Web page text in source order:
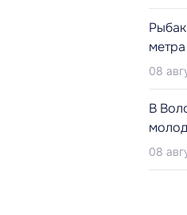
метра
08
В
08